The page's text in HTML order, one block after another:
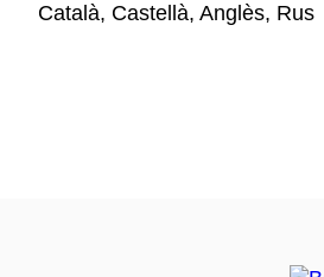
Català, Castellà, Anglès, Rus